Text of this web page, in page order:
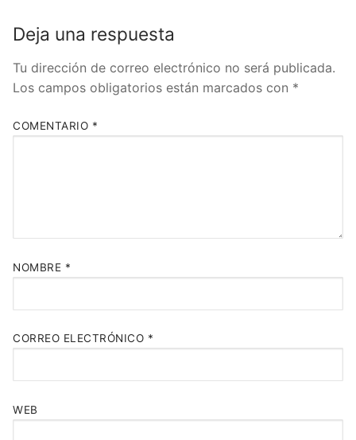
Deja una respuesta
Tu dirección de correo electrónico no será publicada.
Los campos obligatorios están marcados con *
COMENTARIO *
NOMBRE *
CORREO ELECTRÓNICO *
WEB